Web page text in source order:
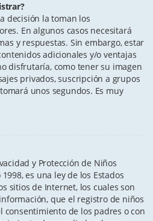
decisión la toman los
En algunos casos necesitará
y respuestas. Sin embargo, estar
adicionales y/o ventajas
disfrutaría, como tener su imagen
privados, suscripción a grupos
unos segundos. Es muy
y Protección de Niños
es una ley de los Estados
sitios de Internet, los cuales son
que el registro de niños
consentimiento de los padres o con